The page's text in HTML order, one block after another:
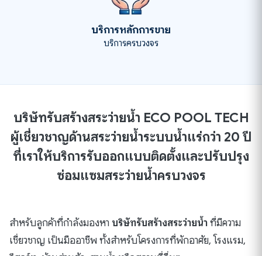
บริการหลักการขาย
บริการครบวงจร
บริษัทรับสร้างสระว่ายน้ำ ECO POOL TECH
ผู้เชี่ยวชาญด้านสระว่ายน้ำระบบน้ำแร่กว่า 20 ปี
ที่เราให้บริการรับออกแบบติดตั้งและปรับปรุง
ซ่อมแซมสระว่ายน้ำครบวงจร
สำหรับลูกค้าที่กำลังมองหา บริษัทรับสร้างสระว่ายน้ำที่มีความ
เชี่ยวชาญ เป็นมืออาชีพ ทั้งสำหรับโครงการที่พักอาศัย, โรงแรม,